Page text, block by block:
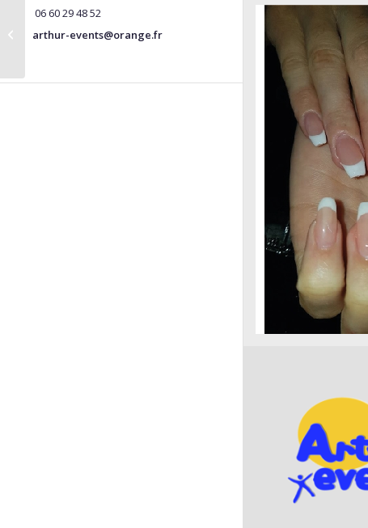
06 60 29 48 52
arthur-events@orange.fr
ANIMATIONS FLORALES